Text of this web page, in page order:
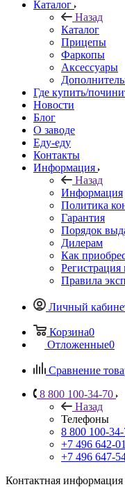
Каталог
Назад
Каталог
Прицепы
Фаркопы
Аксессуары
Где купить/
Новости
Блог
О заводе
Еду-еду
Контакты
Информация
Назад
Информация
Политика
Гарантия
Порядок
Дилерам
Как
Правила
Личный
Корзина0
Отложенные0
Сравнение
8 800 100-34-70
Назад
Телефоны
8 800 100-
+7 496 642-
+7 496 647-
Контактная информация